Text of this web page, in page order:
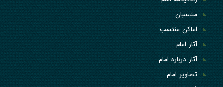
منتسبان
اماکن منتسب
آثار امام
آثار درباره امام
تصاویر امام